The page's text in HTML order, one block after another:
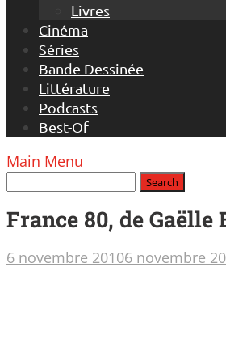
Livres
Cinéma
Séries
Bande Dessinée
Littérature
Podcasts
Best-Of
Main Menu
France 80, de Gaëlle
6 novembre 20106 novembre